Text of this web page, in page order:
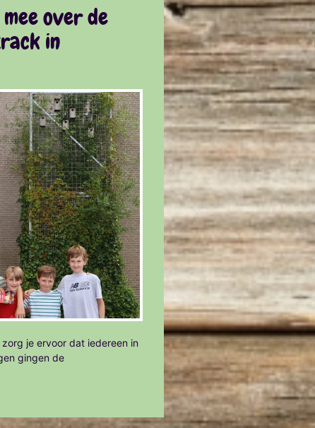
over de
in
je ervoor dat iedereen in
gingen de